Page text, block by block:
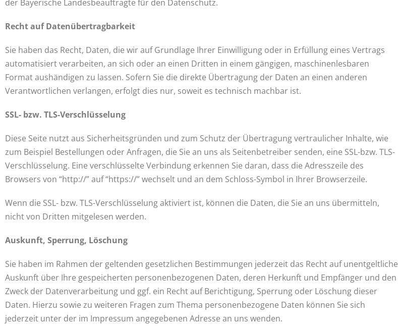
der Bayerische Landesbeauftragte für den Datenschutz.
Recht auf Datenübertragbarkeit
Sie haben das Recht, Daten, die wir auf Grundlage Ihrer Einwilligung oder in Erfüllung eines Vertrags
automatisiert verarbeiten, an sich oder an einen Dritten in einem gängigen, maschinenlesbaren
Format aushändigen zu lassen. Sofern Sie die direkte Übertragung der Daten an einen anderen
Verantwortlichen verlangen, erfolgt dies nur, soweit es technisch machbar ist.
SSL- bzw. TLS-Verschlüsselung
Diese Seite nutzt aus Sicherheitsgründen und zum Schutz der Übertragung vertraulicher Inhalte, wie
zum Beispiel Bestellungen oder Anfragen, die Sie an uns als Seitenbetreiber senden, eine SSL-bzw. TLS-
Verschlüsselung. Eine verschlüsselte Verbindung erkennen Sie daran, dass die Adresszeile des
Browsers von “http://” auf “https://” wechselt und an dem Schloss-Symbol in Ihrer Browserzeile.
Wenn die SSL- bzw. TLS-Verschlüsselung aktiviert ist, können die Daten, die Sie an uns übermitteln,
nicht von Dritten mitgelesen werden.
Auskunft, Sperrung, Löschung
Sie haben im Rahmen der geltenden gesetzlichen Bestimmungen jederzeit das Recht auf unentgeltliche
Auskunft über Ihre gespeicherten personenbezogenen Daten, deren Herkunft und Empfänger und den
Zweck der Datenverarbeitung und ggf. ein Recht auf Berichtigung, Sperrung oder Löschung dieser
Daten. Hierzu sowie zu weiteren Fragen zum Thema personenbezogene Daten können Sie sich
jederzeit unter der im Impressum angegebenen Adresse an uns wenden.